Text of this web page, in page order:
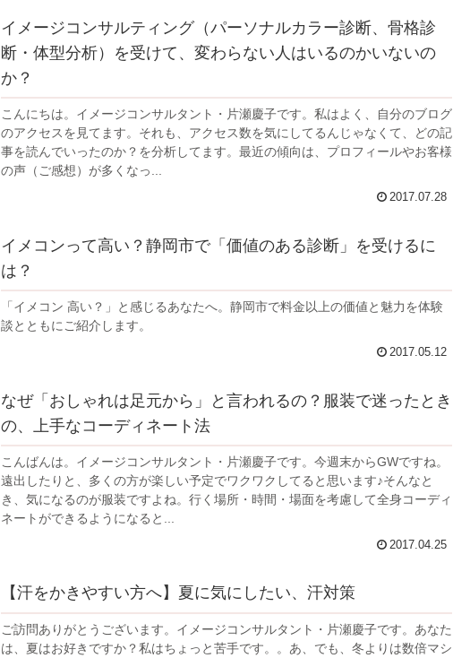
イメージコンサルティング（パーソナルカラー診断、骨格診
断・体型分析）を受けて、変わらない人はいるのかいないの
か？
こんにちは。イメージコンサルタント・片瀬慶子です。私はよく、自分のブログ
のアクセスを見てます。それも、アクセス数を気にしてるんじゃなくて、どの記
事を読んでいったのか？を分析してます。最近の傾向は、プロフィールやお客様
の声（ご感想）が多くなっ...
2017.07.28
イメコンって高い？静岡市で「価値のある診断」を受けるに
は？
「イメコン 高い？」と感じるあなたへ。静岡市で料金以上の価値と魅力を体験
談とともにご紹介します。
2017.05.12
なぜ「おしゃれは足元から」と言われるの？服装で迷ったとき
の、上手なコーディネート法
こんばんは。イメージコンサルタント・片瀬慶子です。今週末からGWですね。
遠出したりと、多くの方が楽しい予定でワクワクしてると思います♪そんなと
き、気になるのが服装ですよね。行く場所・時間・場面を考慮して全身コーディ
ネートができるようになると...
2017.04.25
【汗をかきやすい方へ】夏に気にしたい、汗対策
ご訪問ありがとうございます。イメージコンサルタント・片瀬慶子です。あなた
は、夏はお好きですか？私はちょっと苦手です。。あ、でも、冬よりは数倍マシ